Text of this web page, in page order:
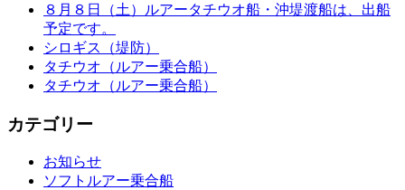
８月８日（土）ルアータチウオ船・沖堤渡船は、出船
予定です。
シロギス（堤防）
タチウオ（ルアー乗合船）
タチウオ（ルアー乗合船）
カテゴリー
お知らせ
ソフトルアー乗合船